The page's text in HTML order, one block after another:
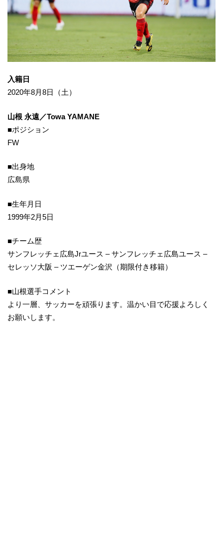
入籍日
2020年8月8日（土）
山根 永遠／Towa YAMANE
■ポジション
FW
■出身地
広島県
■生年月日
1999年2月5日
■チーム歴
サンフレッチェ広島Jrユース – サンフレッチェ広島ユース –
セレッソ大阪 – ツエーゲン金沢（期限付き移籍）
■山根選手コメント
より一層、サッカーを頑張ります。温かい目で応援よろしく
お願いします。